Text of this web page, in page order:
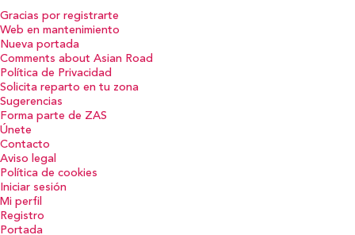
Gracias por registrarte
Web en mantenimiento
Nueva portada
Comments about Asian Road
Política de Privacidad
Solicita reparto en tu zona
Sugerencias
Forma parte de ZAS
Únete
Contacto
Aviso legal
Política de cookies
Iniciar sesión
Mi perfil
Registro
Portada